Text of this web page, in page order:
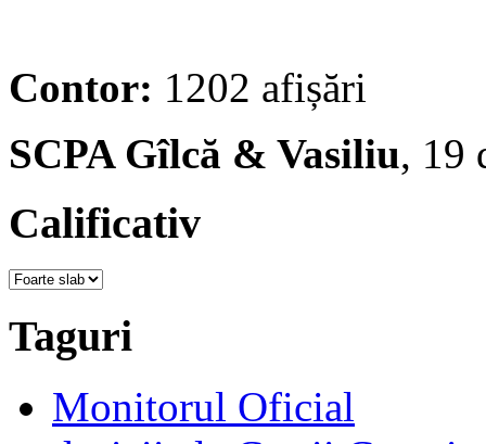
Contor: 1202 afișări
SCPA Gîlcă & Vasiliu, 19
Calificativ
Taguri
Monitorul Oficial